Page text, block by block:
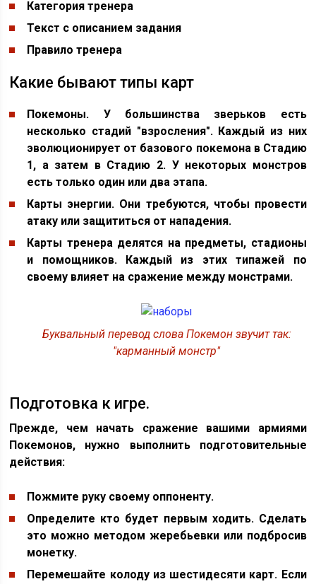
Категория тренера
Текст с описанием задания
Правило тренера
Какие бывают типы карт
Покемоны. У большинства зверьков есть
несколько стадий "взросления". Каждый из них
эволюционирует от базового покемона в Стадию
1, а затем в Стадию 2. У некоторых монстров
есть только один или два этапа.
Карты энергии. Они требуются, чтобы провести
атаку или защититься от нападения.
Карты тренера делятся на предметы, стадионы
и помощников. Каждый из этих типажей по
своему влияет на сражение между монстрами.
Буквальный перевод слова Покемон звучит так:
"карманный монстр"
Подготовка к игре.
Прежде, чем начать сражение вашими армиями
Покемонов, нужно выполнить подготовительные
действия:
Пожмите руку своему оппоненту.
Определите кто будет первым ходить. Сделать
это можно методом жеребьевки или подбросив
монетку.
Перемешайте колоду из шестидесяти карт. Если